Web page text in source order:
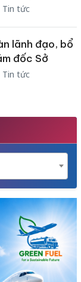
Tin tức
lãnh đạo, bổ
đốc Sở
Tin tức